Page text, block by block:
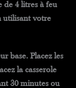
de 4 litres à feu
utilisant votre
base. Placez les
la casserole
30 minutes ou